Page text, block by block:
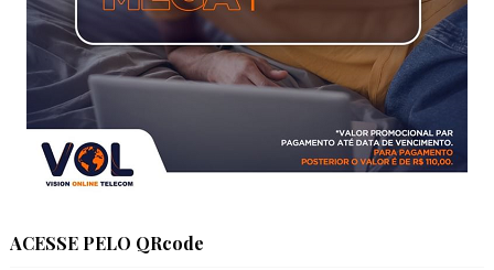
ACESSE PELO QRcode